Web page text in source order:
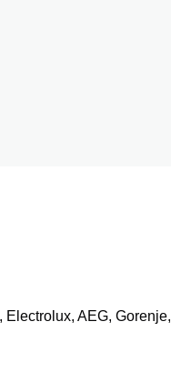
AEG, Gorenje,